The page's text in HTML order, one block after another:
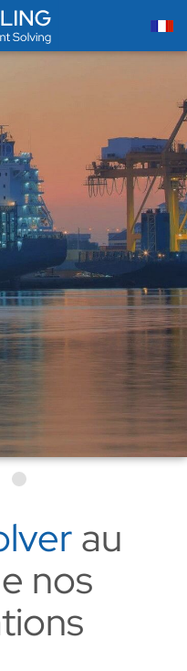
décision
processus
au
nos